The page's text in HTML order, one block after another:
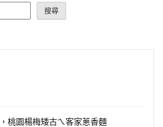
搜尋
桃園楊梅矮古ㄟ客家蔥香麵